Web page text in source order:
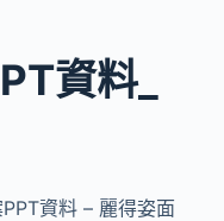
資料_
資料 – 麗得姿面